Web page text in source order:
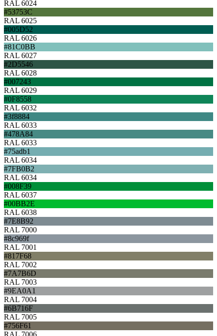
RAL 6024
#53753C
RAL 6025
#005D52
RAL 6026
#81C0BB
RAL 6027
#2D5546
RAL 6028
#007243
RAL 6029
#0F8558
RAL 6032
#3f8884
RAL 6033
#478A84
RAL 6033
#75adb1
RAL 6034
#7FB0B2
RAL 6034
#008F39
RAL 6037
#00BB2E
RAL 6038
#7E8B92
RAL 7000
#8c969f
RAL 7001
#817F68
RAL 7002
#7A7B6D
RAL 7003
#9EA0A1
RAL 7004
#6B716F
RAL 7005
#756F61
RAL 7006